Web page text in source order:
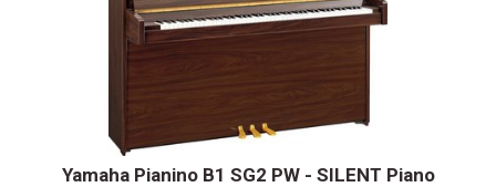
Yamaha Pianino B1 SG2 PW - SILENT Piano